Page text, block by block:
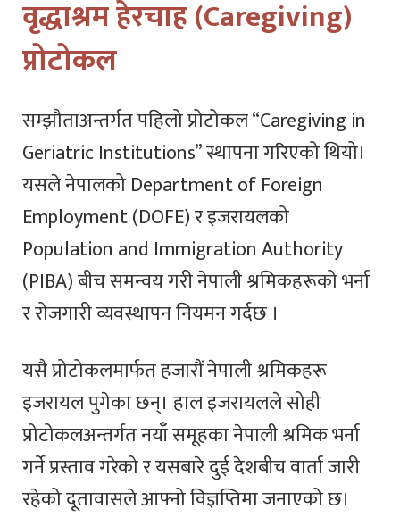
वृद्धाश्रम हेरचाह (Caregiving)
प्रोटोकल
सम्झौताअन्तर्गत पहिलो प्रोटोकल “Caregiving in
Geriatric Institutions” स्थापना गरिएको थियो।
यसले नेपालको Department of Foreign
Employment (DOFE) र इजरायलको
Population and Immigration Authority
(PIBA) बीच समन्वय गरी नेपाली श्रमिकहरूको भर्ना
र रोजगारी व्यवस्थापन नियमन गर्दछ ।
यसै प्रोटोकलमार्फत हजारौं नेपाली श्रमिकहरू
इजरायल पुगेका छन्। हाल इजरायलले सोही
प्रोटोकलअन्तर्गत नयाँ समूहका नेपाली श्रमिक भर्ना
गर्ने प्रस्ताव गरेको र यसबारे दुई देशबीच वार्ता जारी
रहेको दूतावासले आफ्नो विज्ञप्तिमा जनाएको छ।